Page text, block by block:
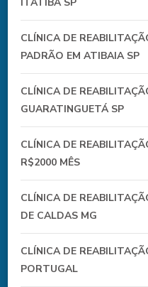
CLÍNICA DE
PADRÃO EM ATIBAIA SP
CLÍNICA DE
GUARATINGUETÁ SP
CLÍNICA DE
R$2000 MÊS
CLÍNICA DE
DE CALDAS MG
CLÍNICA DE
PORTUGAL